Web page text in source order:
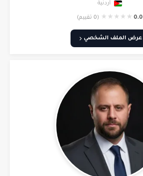
أردنية
0.0
★
★
★
★
★ (0 تقييم)
عرض الملف الشخصي